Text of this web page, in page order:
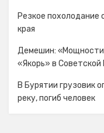
Резкое похолодание
края
Демешин: «Мощности
«Якорь» в
В Бурятии грузовик
реку, погиб человек